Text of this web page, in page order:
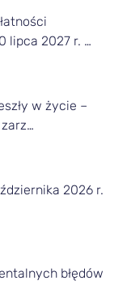
lipca 2027 r. …
w życie –
2026 r.
błędów